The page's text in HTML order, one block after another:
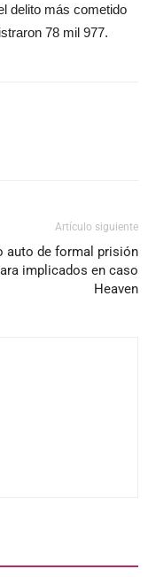
delito más cometido
78 mil 977.
Artículo siguiente
auto de formal prisión
implicados en caso
Heaven